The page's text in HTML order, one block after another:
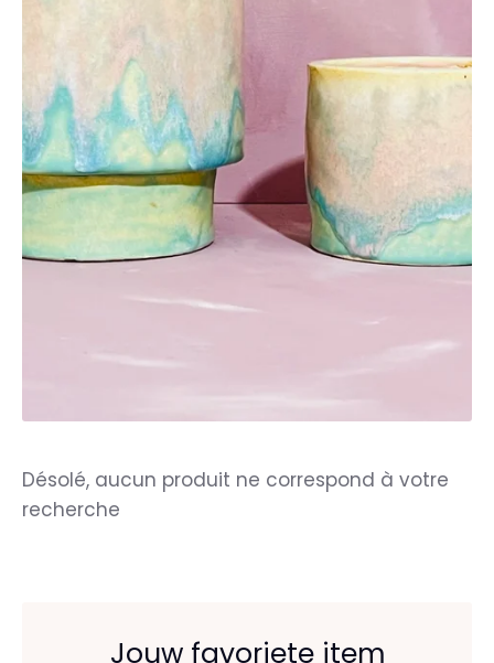
Désolé, aucun produit ne correspond à votre
recherche
Jouw favoriete item